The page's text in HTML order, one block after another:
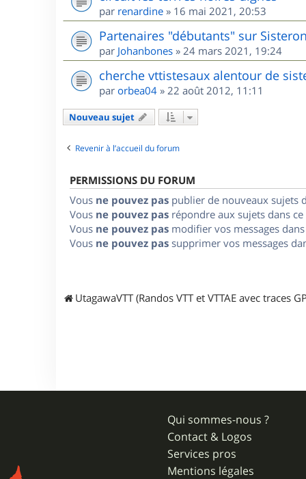
par renardine » 16 mai 2021, 20:53
Partenaires "débutants" sur
par Johanbones » 24 mars 2021, 19:24
cherche vttistesaux alentour de
par orbea04 » 22 août 2012, 11:11
Nouveau sujet
Revenir à l’accueil du forum
PERMISSIONS DU FORUM
Vous ne pouvez pas publier de nouveaux sujets
Vous ne pouvez pas répondre aux sujets dans
Vous ne pouvez pas modifier vos messages
Vous ne pouvez pas supprimer vos messages
UtagawaVTT (Randos VTT et VTTAE avec traces
Qui sommes-nous ?
Contact & Logos
Services pros
Mentions légales